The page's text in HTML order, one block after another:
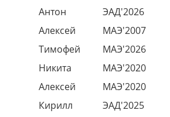
Антон
ЭАД'2026
Алексей
МАЭ'2007
Тимофей
МАЭ'2026
Никита
МАЭ'2020
Алексей
МАЭ'2020
Кирилл
ЭАД'2025